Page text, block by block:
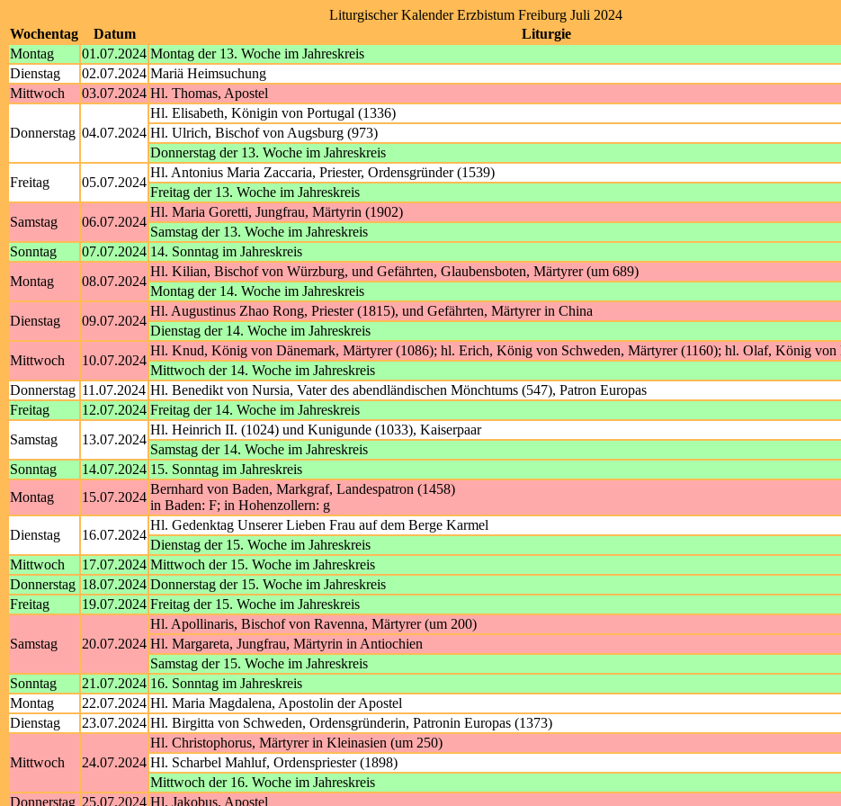
Liturgischer Kalender Erzbistum Freiburg Juli 2024
Wochentag
Datum
Liturgie
Montag
01.07.2024 Montag der 13. Woche im Jahreskreis
Dienstag
02.07.2024 Mariä Heimsuchung
Mittwoch
03.07.2024 Hl. Thomas, Apostel
Donnerstag 04.07.2024
Hl. Elisabeth, Königin von Portugal (1336)
Hl. Ulrich, Bischof von Augsburg (973)
Donnerstag der 13. Woche im Jahreskreis
Freitag
05.07.2024
Hl. Antonius Maria Zaccaria, Priester, Ordensgründer (1539)
Freitag der 13. Woche im Jahreskreis
Samstag
06.07.2024
Hl. Maria Goretti, Jungfrau, Märtyrin (1902)
Samstag der 13. Woche im Jahreskreis
Sonntag
07.07.2024 14. Sonntag im Jahreskreis
Montag
08.07.2024
Hl. Kilian, Bischof von Würzburg, und Gefährten, Glaubensboten, Märtyrer (um 689)
Montag der 14. Woche im Jahreskreis
Dienstag
09.07.2024
Hl. Augustinus Zhao Rong, Priester (1815), und Gefährten, Märtyrer in China
Dienstag der 14. Woche im Jahreskreis
Mittwoch
10.07.2024
Hl. Knud, König von Dänemark, Märtyrer (1086); hl. Erich, König von Schweden, Märtyrer (1160); hl. Olaf, König von
Mittwoch der 14. Woche im Jahreskreis
Donnerstag 11.07.2024 Hl. Benedikt von Nursia, Vater des abendländischen Mönchtums (547), Patron Europas
Freitag
12.07.2024 Freitag der 14. Woche im Jahreskreis
Samstag
13.07.2024
Hl. Heinrich II. (1024) und Kunigunde (1033), Kaiserpaar
Samstag der 14. Woche im Jahreskreis
Sonntag
14.07.2024 15. Sonntag im Jahreskreis
Montag
15.07.2024
Bernhard von Baden, Markgraf, Landespatron (1458)
in Baden: F; in Hohenzollern: g
Dienstag
16.07.2024
Hl. Gedenktag Unserer Lieben Frau auf dem Berge Karmel
Dienstag der 15. Woche im Jahreskreis
Mittwoch
17.07.2024 Mittwoch der 15. Woche im Jahreskreis
Donnerstag 18.07.2024 Donnerstag der 15. Woche im Jahreskreis
Freitag
19.07.2024 Freitag der 15. Woche im Jahreskreis
Samstag 20.07.2024
Hl. Apollinaris, Bischof von Ravenna, Märtyrer (um 200)
Hl. Margareta, Jungfrau, Märtyrin in Antiochien
Samstag der 15. Woche im Jahreskreis
Sonntag
21.07.2024 16. Sonntag im Jahreskreis
Montag
22.07.2024 Hl. Maria Magdalena, Apostolin der Apostel
Dienstag
23.07.2024 Hl. Birgitta von Schweden, Ordensgründerin, Patronin Europas (1373)
Mittwoch 24.07.2024
Hl. Christophorus, Märtyrer in Kleinasien (um 250)
Hl. Scharbel Mahluf, Ordenspriester (1898)
Mittwoch der 16. Woche im Jahreskreis
Donnerstag 25.07.2024 Hl. Jakobus, Apostel